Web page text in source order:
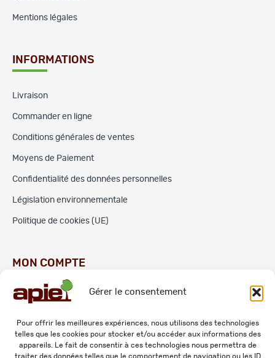
Gérer le consentement
Pour offrir les meilleures expériences, nous utilisons des technologies
telles que les cookies pour stocker et/ou accéder aux informations des
appareils. Le fait de consentir à ces technologies nous permettra de
traiter des données telles que le comportement de navigation ou les ID
Mentions légales
INFORMATIONS
Livraison
Commander en ligne
Conditions générales de ventes
Moyens de Paiement
Confidentialité des données personnelles
Législation environnementale
Politique de cookies (UE)
MON COMPTE
Commandes
Adresses
Mes informations personnelles